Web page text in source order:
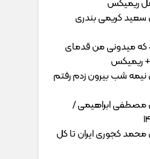
ریمیکس
سعید کریمی بندری
که میدونی من قدمای
ریمیکس
نیمه شب بیرون زدم رفتم
مصطفی ابراهیمی /
محمد کجوری ایران تا کل